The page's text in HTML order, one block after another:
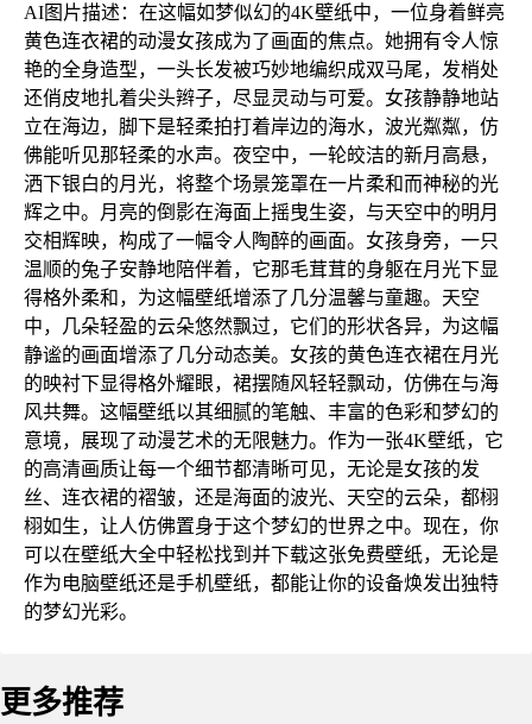
AI图片描述：在这幅如梦似幻的4K壁纸中，一位身着鲜亮
黄色连衣裙的动漫女孩成为了画面的焦点。她拥有令人惊
艳的全身造型，一头长发被巧妙地编织成双马尾，发梢处
还俏皮地扎着尖头辫子，尽显灵动与可爱。女孩静静地站
立在海边，脚下是轻柔拍打着岸边的海水，波光粼粼，仿
佛能听见那轻柔的水声。夜空中，一轮皎洁的新月高悬，
洒下银白的月光，将整个场景笼罩在一片柔和而神秘的光
辉之中。月亮的倒影在海面上摇曳生姿，与天空中的明月
交相辉映，构成了一幅令人陶醉的画面。女孩身旁，一只
温顺的兔子安静地陪伴着，它那毛茸茸的身躯在月光下显
得格外柔和，为这幅壁纸增添了几分温馨与童趣。天空
中，几朵轻盈的云朵悠然飘过，它们的形状各异，为这幅
静谧的画面增添了几分动态美。女孩的黄色连衣裙在月光
的映衬下显得格外耀眼，裙摆随风轻轻飘动，仿佛在与海
风共舞。这幅壁纸以其细腻的笔触、丰富的色彩和梦幻的
意境，展现了动漫艺术的无限魅力。作为一张4K壁纸，它
的高清画质让每一个细节都清晰可见，无论是女孩的发
丝、连衣裙的褶皱，还是海面的波光、天空的云朵，都栩
栩如生，让人仿佛置身于这个梦幻的世界之中。现在，你
可以在壁纸大全中轻松找到并下载这张免费壁纸，无论是
作为电脑壁纸还是手机壁纸，都能让你的设备焕发出独特
的梦幻光彩。
更多推荐